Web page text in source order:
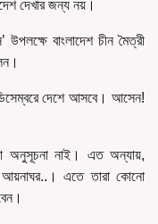
দেখার জন্য নয়।
বাংলাদেশ চীন মৈত্রী
দেশে আসবে। আসেন!
অনুসূচনা নাই। এত অন্যায়,
আয়নাঘর..। এতে তারা কোনো